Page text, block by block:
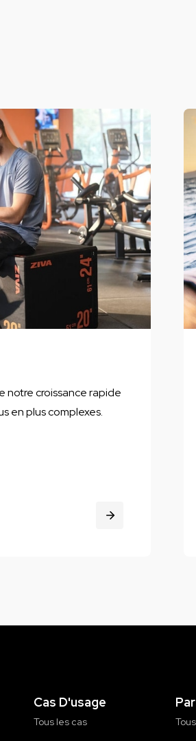
notre croissance rapide
en plus complexes.
Cas D'usage
Tous les cas